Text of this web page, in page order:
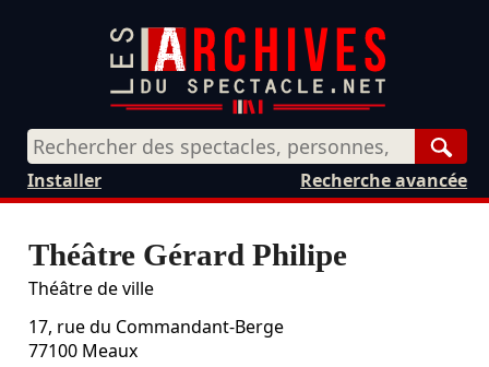
Recherche avancée
Installer
Théâtre Gérard Philipe
Théâtre de ville
17, rue du Commandant-Berge
77100 Meaux